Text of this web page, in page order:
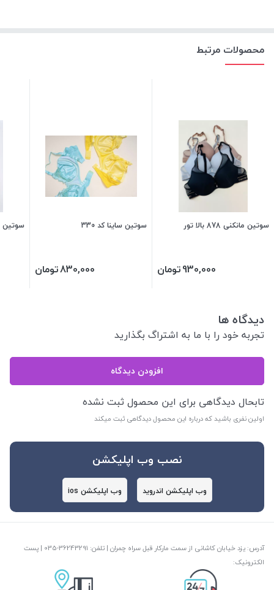
محصولات مرتبط
سوتین مانکنی 878 بالا تور
930,000تومان
سوتین ساینا کد 330
830,000تومان
سوتین
دیدگاه ها
تجربه خود را با ما به اشتراگ بگذارید
افزودن دیدگاه
تابحال دیدگاهی برای این محصول ثبت نشده
اولین نفری باشید که درباره این محصول دیدگاهی ثبت میکند
نصب وب اپلیکشن
وب اپلیکشن اندروید وب اپلیکشن ios
آدرس: یزد خیابان کاشانی از سمت مارکار قبل سراه چمران | تلفن: ‎035-36243291 | پست
الکترونیک: